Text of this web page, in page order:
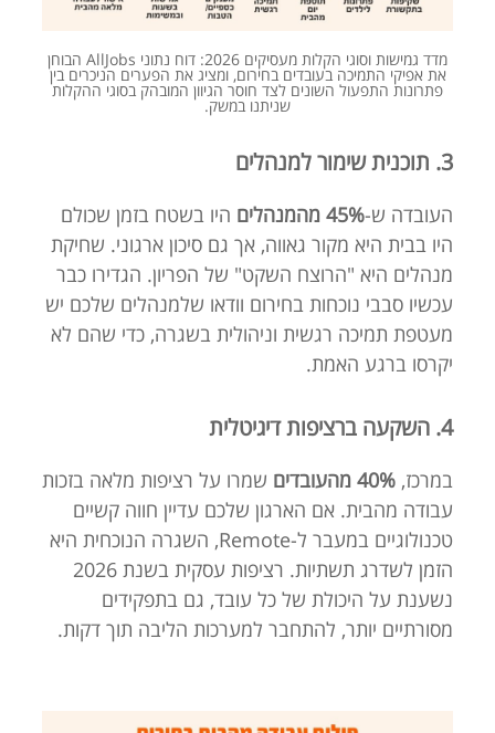
מדד גמישות וסוגי הקלות מעסיקים 2026: דוח נתוני AllJobs הבוחן
את אפיקי התמיכה בעובדים בחירום, ומציג את הפערים הניכרים בין
פתרונות התפעול השונים לצד חוסר הגיוון המובהק בסוגי ההקלות
שניתנו במשק.
3. תוכנית שימור למנהלים
העובדה ש-45% מהמנהלים
היו בשטח בזמן שכולם
היו בבית היא מקור גאווה, אך גם סיכון ארגוני. שחיקת
מנהלים היא "הרוצח השקט" של הפריון. הגדירו כבר
עכשיו סבבי נוכחות בחירום וודאו שלמנהלים שלכם יש
מעטפת תמיכה רגשית וניהולית בשגרה, כדי שהם לא
יקרסו ברגע האמת.
4. השקעה ברציפות דיגיטלית
במרכז, 40% מהעובדים
שמרו על רציפות מלאה בזכות
עבודה מהבית. אם הארגון שלכם עדיין חווה קשיים
טכנולוגיים במעבר ל-Remote, השגרה הנוכחית היא
הזמן לשדרג תשתיות. רציפות עסקית בשנת 2026
נשענת על היכולת של כל עובד, גם בתפקידים
מסורתיים יותר, להתחבר למערכות הליבה תוך דקות.